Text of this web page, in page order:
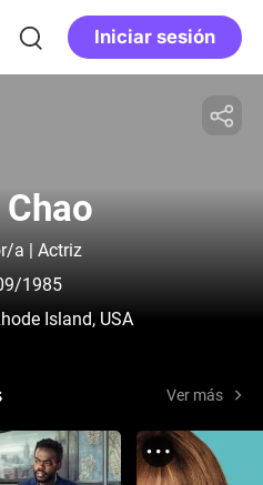
Iniciar sesión
a | Actriz
1985
Island, USA
Ver más